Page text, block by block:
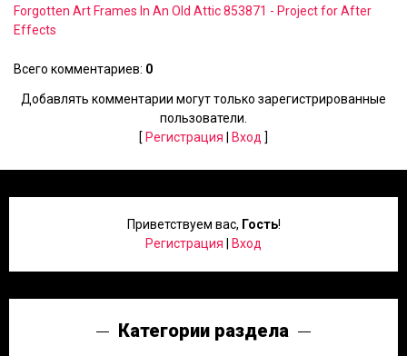
Forgotten Art Frames In An Old Attic 853871 - Project for After
Effects
Всего комментариев: 0
Добавлять комментарии могут только зарегистрированные
пользователи.
[ Регистрация Вход ]
Приветствуем вас, Гость!
Регистрация
Вход
Категории раздела